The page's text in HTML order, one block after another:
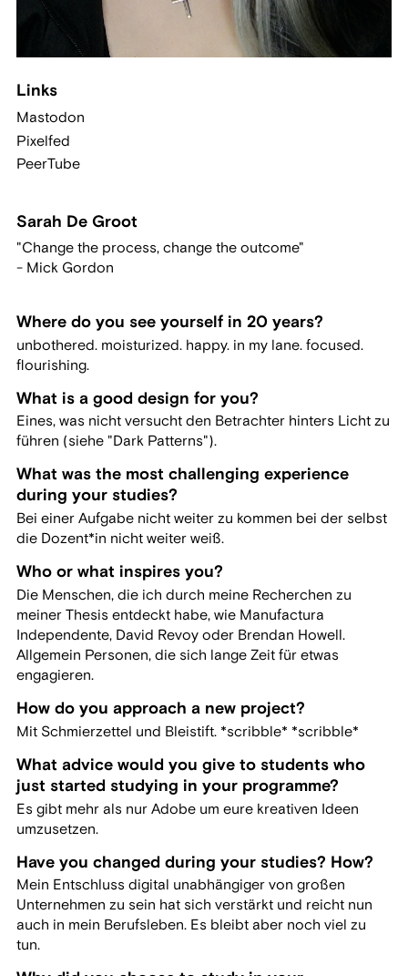
Links
Mastodon
Pixelfed
PeerTube
Sarah De Groot
"Change the process, change the outcome"
- Mick Gordon
Where do you see yourself in 20 years?
unbothered. moisturized. happy. in my lane. focused.
flourishing.
What is a good design for you?
Eines, was nicht versucht den Betrachter hinters Licht zu
führen (siehe "Dark Patterns").
What was the most challenging experience
during your studies?
Bei einer Aufgabe nicht weiter zu kommen bei der selbst
die Dozent*in nicht weiter weiß.
Who or what inspires you?
Die Menschen, die ich durch meine Recherchen zu
meiner Thesis entdeckt habe, wie Manufactura
Independente, David Revoy oder Brendan Howell.
Allgemein Personen, die sich lange Zeit für etwas
engagieren.
How do you approach a new project?
Mit Schmierzettel und Bleistift. *scribble* *scribble*
What advice would you give to students who
just started studying in your programme?
Es gibt mehr als nur Adobe um eure kreativen Ideen
umzusetzen.
Have you changed during your studies? How?
Mein Entschluss digital unabhängiger von großen
Unternehmen zu sein hat sich verstärkt und reicht nun
auch in mein Berufsleben. Es bleibt aber noch viel zu
tun.